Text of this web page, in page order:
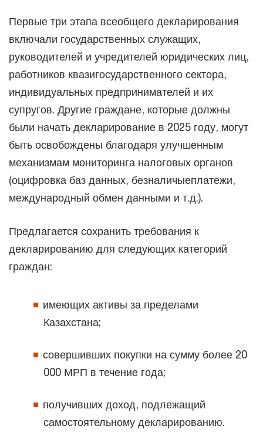
Первые три этапа всеобщего декларирования
включали государственных служащих,
руководителей и учредителей юридических лиц,
работников квазигосударственного сектора,
индивидуальных предпринимателей и их
супругов. Другие граждане, которые должны
были начать декларирование в 2025 году, могут
быть освобождены благодаря улучшенным
механизмам мониторинга налоговых органов
(оцифровка баз данных, безналичыеплатежи,
международный обмен данными и т.д.).
Предлагается сохранить требования к
декларированию для следующих категорий
граждан:
имеющих активы за пределами
Казахстана;
совершивших покупки на сумму более 20
000 МРП в течение года;
получивших доход, подлежащий
самостоятельному декларированию.